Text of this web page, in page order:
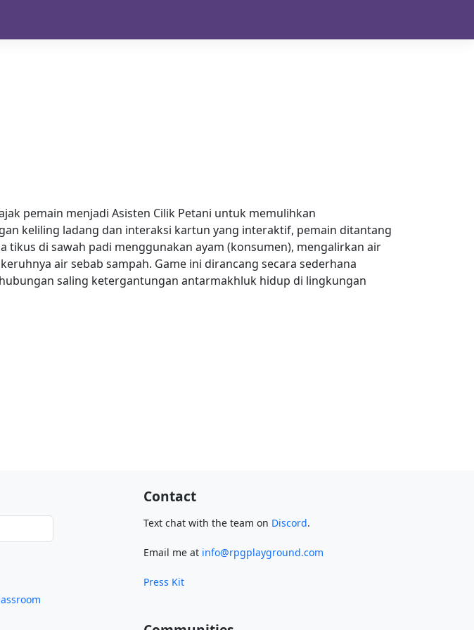
pemain menjadi Asisten Cilik Petani untuk memulihkan
keliling ladang dan interaksi kartun yang interaktif, pemain ditantang
di sawah padi menggunakan ayam (konsumen), mengalirkan air
air sebab sampah. Game ini dirancang secara sederhana
saling ketergantungan antarmakhluk hidup di lingkungan
Contact
Text chat with the team on Discord.
Email me at info@rpgplayground.com
Press Kit